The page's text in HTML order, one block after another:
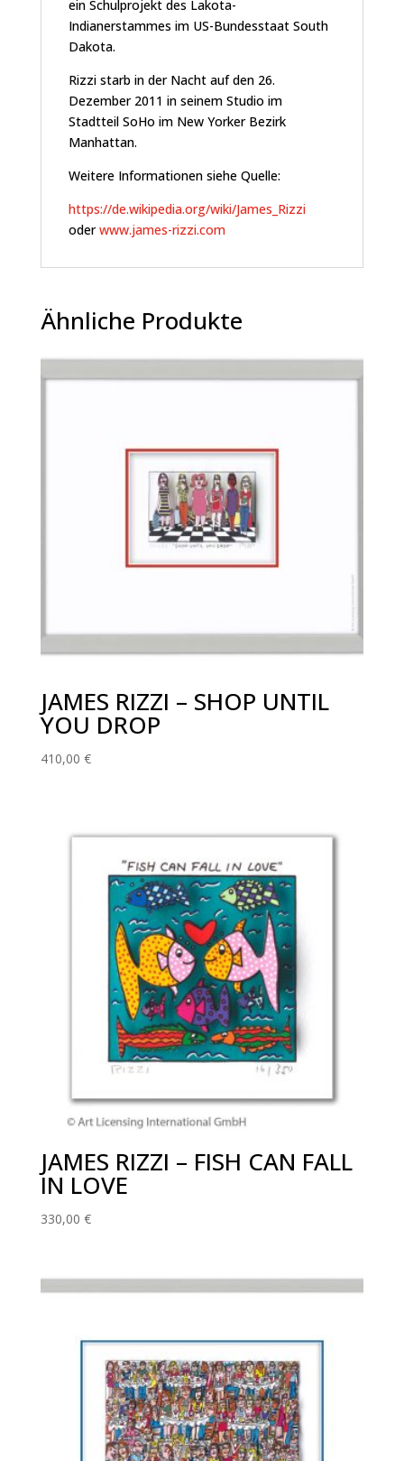
ein Schulprojekt des Lakota-
Indianerstammes im US-Bundesstaat South
Dakota.
Rizzi starb in der Nacht auf den 26.
Dezember 2011 in seinem Studio im
Stadtteil SoHo im New Yorker Bezirk
Manhattan.
Weitere Informationen siehe Quelle:
https://de.wikipedia.org/wiki/James_Rizzi
oderwww.james-rizzi.com
Ähnliche Produkte
JAMES RIZZI – SHOP UNTIL
YOU DROP
410,00 €
JAMES RIZZI – FISH CAN FALL
IN LOVE
330,00 €